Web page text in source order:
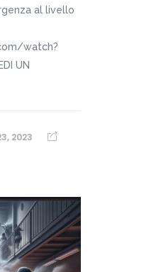
al livello
watch?
UN
2023